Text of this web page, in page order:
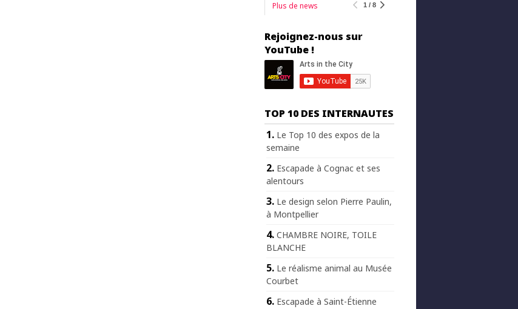
Plus de news 1 / 8
Rejoignez-nous sur
YouTube !
TOP 10 DES INTERNAUTES
Le Top 10 des expos de la
semaine
Escapade à Cognac et ses
alentours
Le design selon Pierre Paulin,
à Montpellier
CHAMBRE NOIRE, TOILE
BLANCHE
Le réalisme animal au Musée
Courbet
Escapade à Saint-Étienne